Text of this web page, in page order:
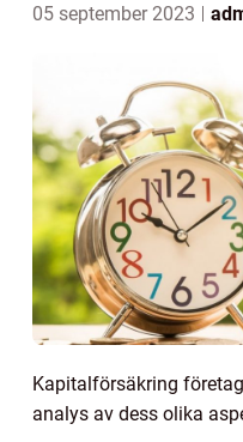
05 september 2023
Kapitalförsäkring
analys av dess olika